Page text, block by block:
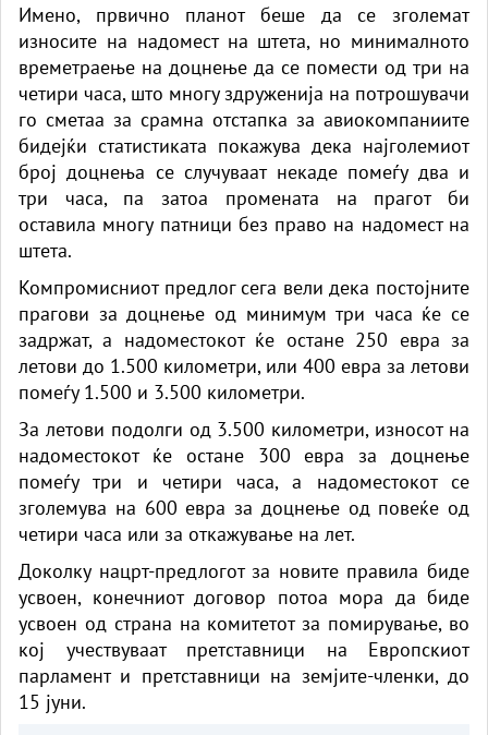
Имено, првично планот беше да се зголемат
износите на надомест на штета, но минималното
времетраење на доцнење да се помести од три на
четири часа, што многу здруженија на потрошувачи
го сметаа за срамна отстапка за авиокомпаниите
бидејќи статистиката покажува дека најголемиот
број доцнења се случуваат некаде помеѓу два и
три часа, па затоа промената на прагот би
оставила многу патници без право на надомест на
штета.
Компромисниот предлог сега вели дека постојните
прагови за доцнење од минимум три часа ќе се
задржат, а надоместокот ќе остане 250 евра за
летови до 1.500 километри, или 400 евра за летови
помеѓу 1.500 и 3.500 километри.
За летови подолги од 3.500 километри, износот на
надоместокот ќе остане 300 евра за доцнење
помеѓу три и четири часа, а надоместокот се
зголемува на 600 евра за доцнење од повеќе од
четири часа или за откажување на лет.
Доколку нацрт-предлогот за новите правила биде
усвоен, конечниот договор потоа мора да биде
усвоен од страна на комитетот за помирување, во
кој учествуваат претставници на Европскиот
парламент и претставници на земјите-членки, до
15 јуни.